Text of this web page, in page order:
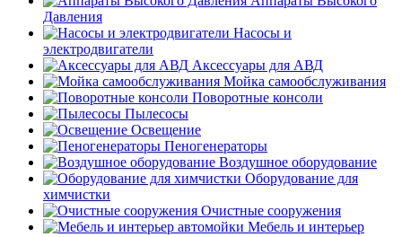
Давления
Насосы и
электродвигатели
Аксессуары для АВД
Мойка самообслуживания
Поворотные консоли
Пылесосы
Освещение
Пеногенераторы
Воздушное оборудование
Оборудование для
химчистки
Очистные сооружения
Мебель и интерьер